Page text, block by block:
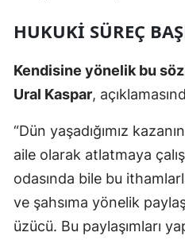
HUKUKI SÜREÇ
Kendisine yönelik bu
Ural Kaspar,
“Dün yaşadığımız
aile olarak atlatmaya
odasında bile bu
ve şahsıma yönelik
üzücü. Bu paylaşımları